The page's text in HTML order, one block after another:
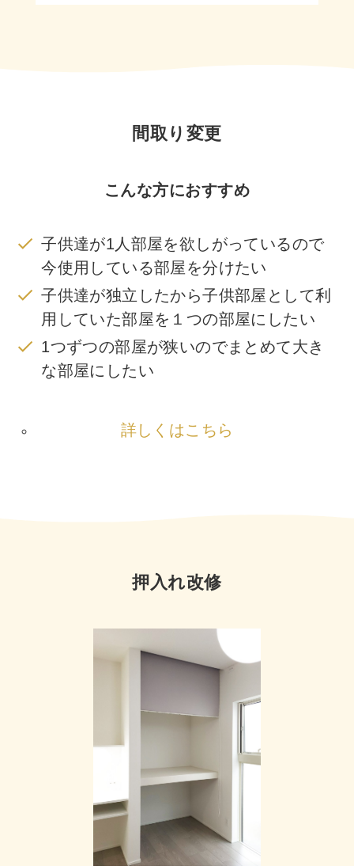
間取り変更
こんな方におすすめ
子供達が1人部屋を欲しがっているので
今使用している部屋を分けたい
子供達が独立したから子供部屋として利
用していた部屋を１つの部屋にしたい
1つずつの部屋が狭いのでまとめて大き
な部屋にしたい
詳しくはこちら
押入れ改修